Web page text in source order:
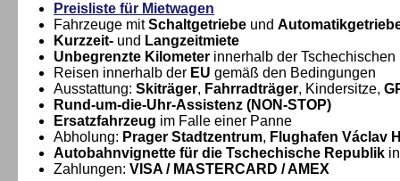
Preisliste für Mietwagen
Fahrzeuge mitSchaltgetriebe und
Kurzzeit‑ und Langzeitmiete
Unbegrenzte Kilometer innerhalb der
Reisen innerhalb der EU gemäß den Bedingungen
Ausstattung: Skiträger, Fahrradträger, Kindersitze,
Rund‑um‑die‑Uhr‑Assistenz (NON‑STOP)
Ersatzfahrzeug im Falle einer Panne
Abholung: Prager Stadtzentrum, Flughafen Václav
Autobahnvignette für die Tschechische Republik
Zahlungen: VISA / MASTERCARD / AMEX